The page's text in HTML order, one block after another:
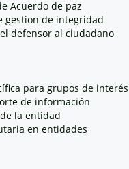
Acuerdo de paz
gestion de integridad
defensor al ciudadano
para grupos de interés
de información
la entidad
en entidades